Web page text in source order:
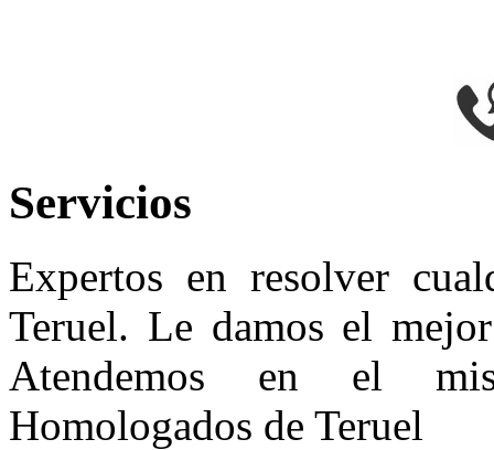
Servicios
Expertos en resolver
Teruel. Le damos el
Atendemos en el
Homologados de Teruel